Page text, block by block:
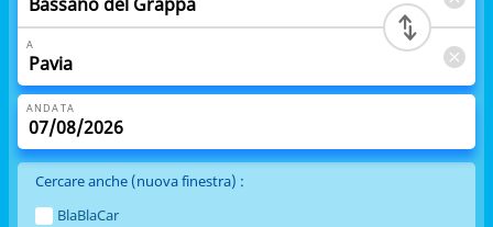
A
ANDATA
Cercare anche (nuova finestra) :
BlaBlaCar